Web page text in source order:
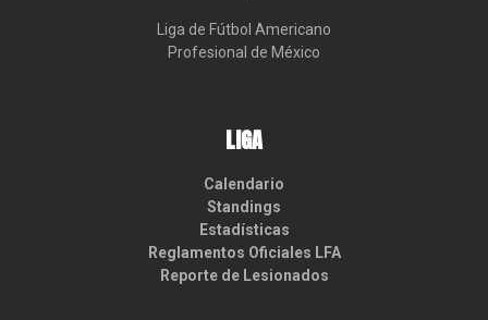
Liga de Fútbol Americano
Profesional de México
LIGA
Calendario
Standings
Estadísticas
Reglamentos Oficiales LFA
Reporte de Lesionados